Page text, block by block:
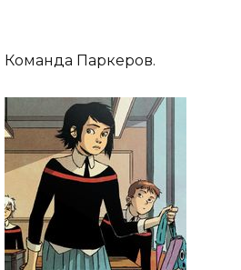
Команда Паркеров.